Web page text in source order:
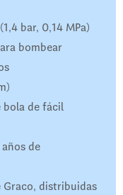
bar, 0,14 MPa)
bombear
bola de fácil
de
Graco, distribuidas